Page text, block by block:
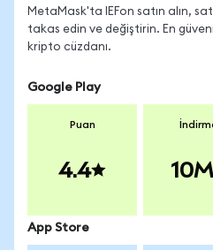
MetaMask'ta IEFon satın alın,
takas edin ve değiştirin. En
kripto cüzdanı.
Google Play
Puan
4.4
App Store